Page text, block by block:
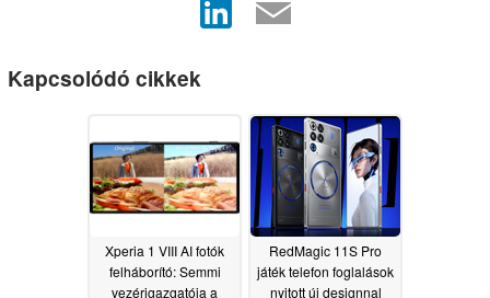
Kapcsolódó cikkek
Xperia 1 VIII AI fotók
felháborító: Semmi
vezérigazgatója a
RedMagic 11S Pro
játék telefon foglalások
nyitott új designnal